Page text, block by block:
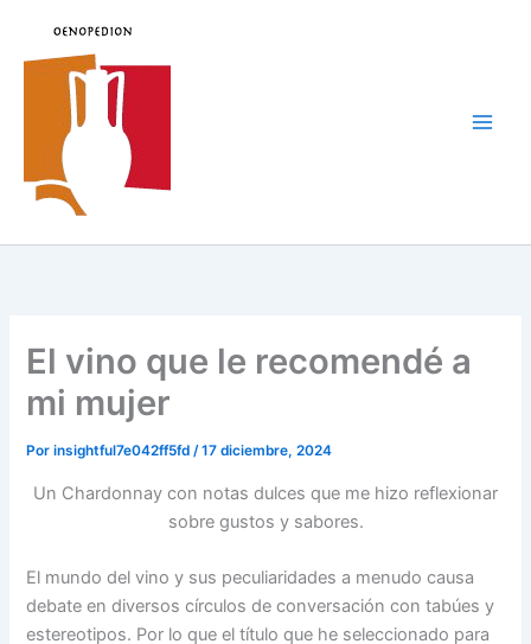
contenido
El vino que le recomendé a
mi mujer
Porinsightful7e042ff5fd/17 diciembre, 2024
Un Chardonnay con notas dulces que me hizo reflexionar
sobre gustos y sabores.
El mundo del vino y sus peculiaridades a menudo causa
debate en diversos círculos de conversación con tabúes y
estereotipos. Por lo que el título que he seleccionado para